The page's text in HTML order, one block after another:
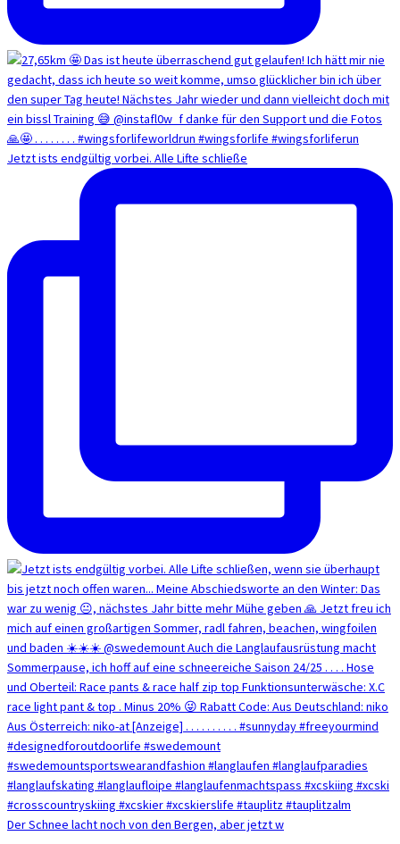
Jetzt ists endgültig vorbei. Alle Lifte schließe
Der Schnee lacht noch von den Bergen, aber jetzt w